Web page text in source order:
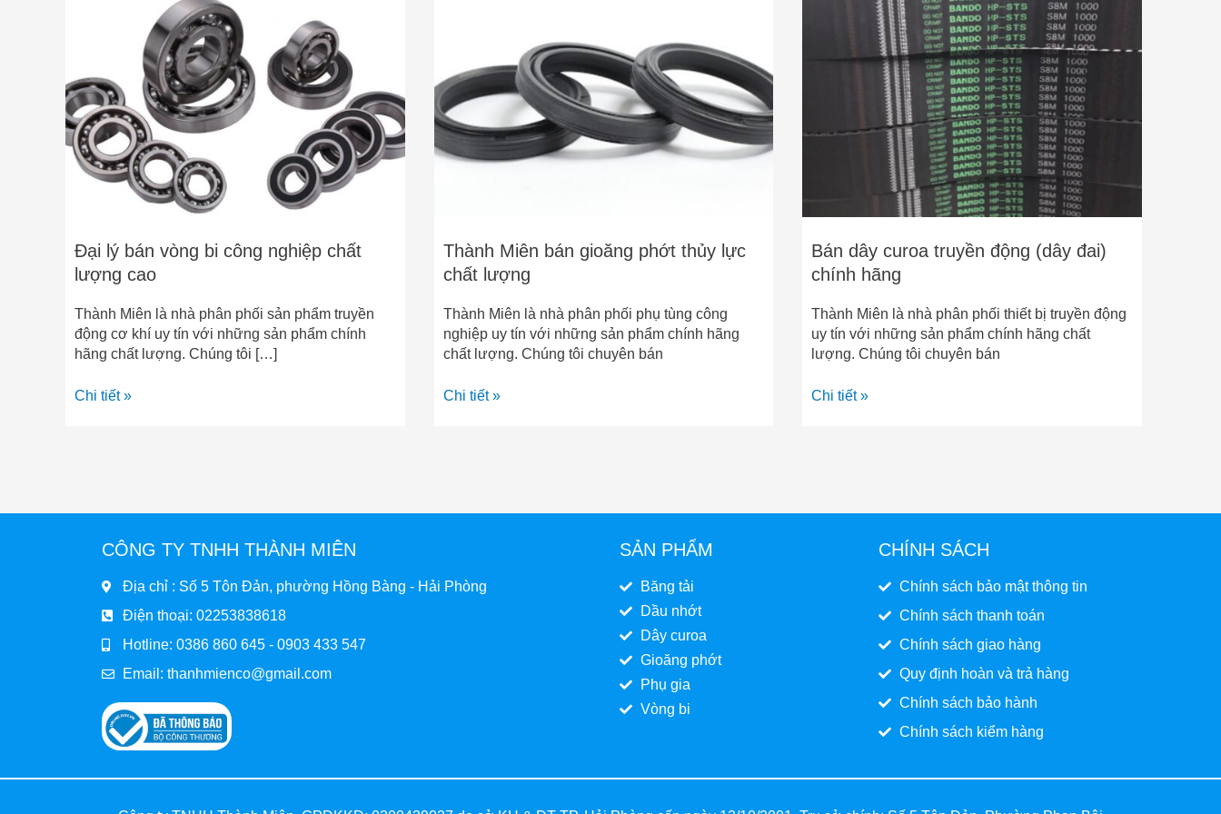
Đại lý bán vòng bi công nghiệp chất
lượng cao
Thành Miên là nhà phân phối sản phẩm truyền
động cơ khí uy tín với những sản phẩm chính
hãng chất lượng. Chúng tôi […]
bi
công
nghiệp
chất
lượng
Chi tiết »
Thành Miên bán gioăng phớt thủy lực
chất lượng
Thành Miên là nhà phân phối phụ tùng công
nghiệp uy tín với những sản phẩm chính hãng
chất lượng. Chúng tôi chuyên bán
gioăng
phớt
thủy
lực
chất
lượng
Chi tiết »
Bán dây curoa truyền động (dây đai)
chính hãng
Thành Miên là nhà phân phối thiết bị truyền động
uy tín với những sản phẩm chính hãng chất
lượng. Chúng tôi chuyên bán
Chi tiết »
CÔNG TY TNHH THÀNH MIÊN
Địa chỉ : Số 5 Tôn Đản, phường Hồng Bàng - Hải Phòng
Điện thoại: 02253838618
Hotline: 0386 860 645 - 0903 433 547
Email: thanhmienco@gmail.com
SẢN PHẨM
Băng tải
Dầu nhớt
Dây curoa
Gioăng phớt
Phụ gia
Vòng bi
CHÍNH SÁCH
Chính sách bảo mật thông tin
Chính sách thanh toán
Chính sách giao hàng
Quy định hoàn và trả hàng
Chính sách bảo hành
Chính sách kiểm hàng